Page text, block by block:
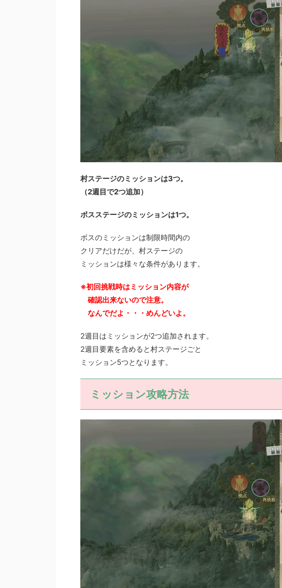
村ステージのミッションは3つ。
（2週目で2つ追加）
ボスステージのミッションは1つ。
ボスのミッションは制限時間内の
クリアだけだが、村ステージの
ミッションは様々な条件があります。
※初回挑戦時はミッション内容が
確認出来ないので注意。
なんでだよ・・・めんどいよ。
2週目はミッションが2つ追加されます。
2週目要素を含めると村ステージごと
ミッション5つとなります。
ミッション攻略方法